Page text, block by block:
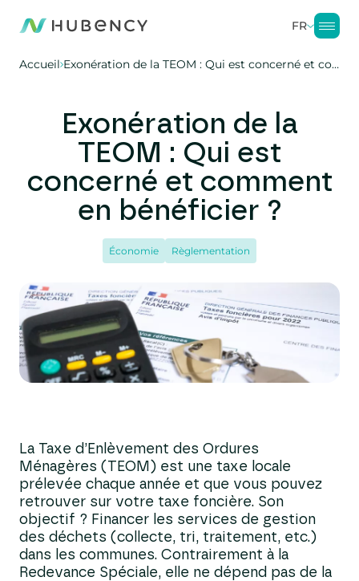
FR
Accueil Exonération de la TEOM : Qui est concerné et comment en bénéficier ?
Exonération de la
TEOM : Qui est
concerné et comment
en bénéficier ?
Économie Règlementation
La Taxe d’Enlèvement des Ordures
Ménagères (TEOM) est une taxe locale
prélevée chaque année et que vous pouvez
retrouver sur votre taxe foncière. Son
objectif ? Financer les services de gestion
des déchets (collecte, tri, traitement, etc.)
dans les communes. Contrairement à la
Redevance Spéciale, elle ne dépend pas de la